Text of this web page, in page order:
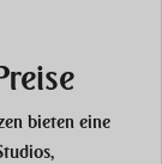
bieten eine